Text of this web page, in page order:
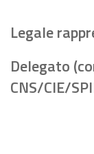
Legale
Delegato
CNS/CIE/